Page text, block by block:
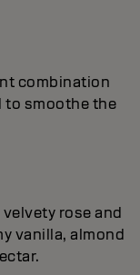
combination
to smoothe the
rose and
vanilla, almond